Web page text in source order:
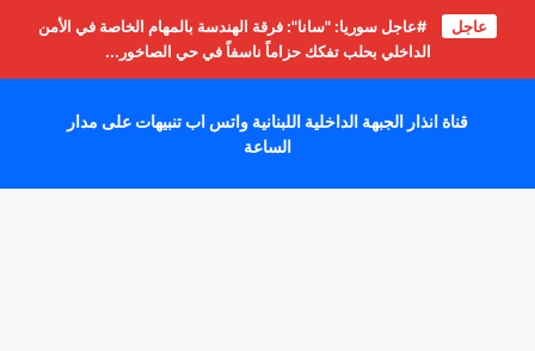
عاجل
#عاجل سوريا: "سانا": فرقة الهندسة بالمهام الخاصة في الأمن
الداخلي بحلب تفكك حزاماً ناسفاً في حي الصاخور...
قناة انذار الجبهة الداخلية اللبنانية واتس اب تنبيهات على مدار
الساعة